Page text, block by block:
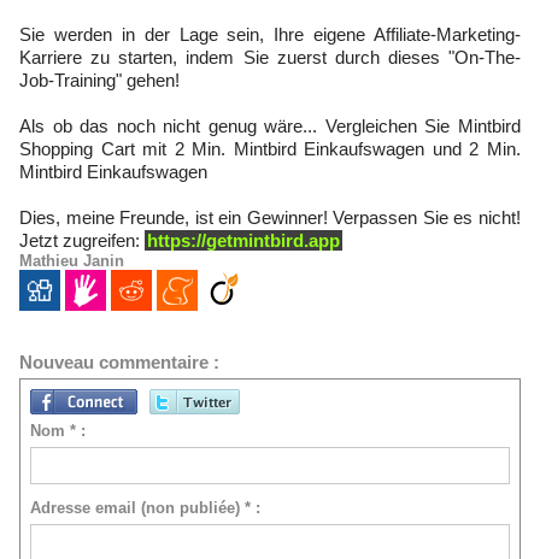
Sie werden in der Lage sein, Ihre eigene Affiliate-Marketing-
Karriere zu starten, indem Sie zuerst durch dieses "On-The-
Job-Training" gehen!
Als ob das noch nicht genug wäre... Vergleichen Sie Mintbird
Shopping Cart mit 2 Min. Mintbird Einkaufswagen und 2 Min.
Mintbird Einkaufswagen
Dies, meine Freunde, ist ein Gewinner! Verpassen Sie es nicht!
Jetzt zugreifen: https://getmintbird.app
Mathieu Janin
Nouveau commentaire :
Nom * :
Adresse email (non publiée) * :